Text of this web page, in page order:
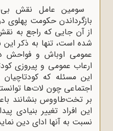
سومین عامل نقش
از آن جایی که راجع به
شده است، تنها به ذکر
ارعاب عمومی و پیروزی
این مسئله که
اجتماعی چون لات‌ها
بر تخت‌طاووس بنشانند
این افراد تغییر بنیادی
نسبت به آنها ادای دین